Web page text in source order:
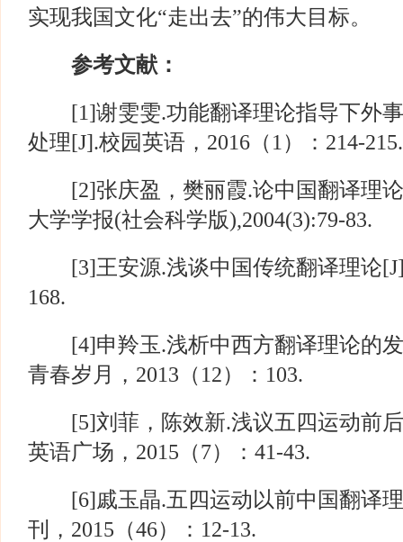
实现我国文化“走出去”的伟大目标。
参考文献：
[1]谢雯雯.功能翻译理论指导下外事
处理[J].校园英语，2016（1）：214-215.
[2]张庆盈，樊丽霞.论中国翻译理论
大学学报(社会科学版),2004(3):79-83.
[3]王安源.浅谈中国传统翻译理论
168.
[4]申羚玉.浅析中西方翻译理论的发
青春岁月，2013（12）：103.
[5]刘菲，陈效新.浅议五四运动前后
英语广场，2015（7）：41-43.
[6]戚玉晶.五四运动以前中国翻译理
刊，2015（46）：12-13.